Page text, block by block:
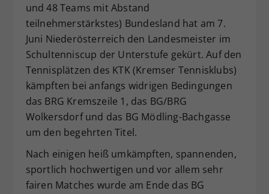
und 48 Teams mit Abstand
teilnehmerstärkstes) Bundesland hat am 7.
Juni Niederösterreich den Landesmeister im
Schultenniscup der Unterstufe gekürt. Auf den
Tennisplätzen des KTK (Kremser Tennisklubs)
kämpften bei anfangs widrigen Bedingungen
das BRG Kremszeile 1, das BG/BRG
Wolkersdorf und das BG Mödling-Bachgasse
um den begehrten Titel.
Nach einigen heiß umkämpften, spannenden,
sportlich hochwertigen und vor allem sehr
fairen Matches wurde am Ende das BG